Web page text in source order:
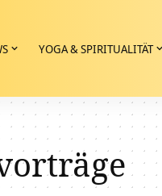
YOGA & SPIRITUALITÄT